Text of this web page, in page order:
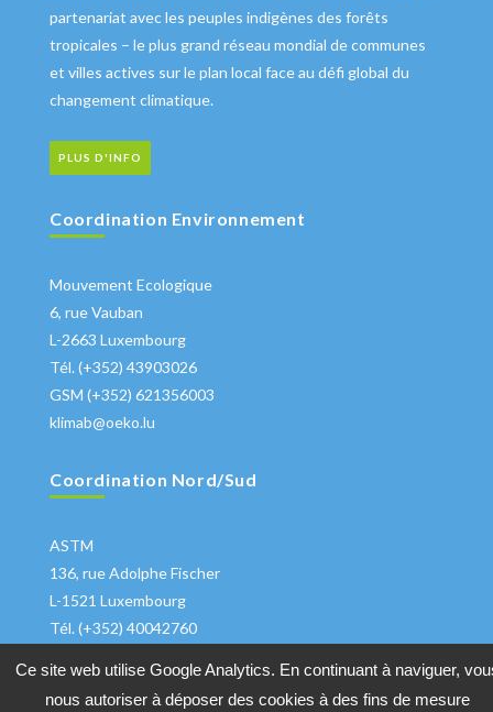
partenariat avec les peuples indigènes des forêts
tropicales – le plus grand réseau mondial de communes
et villes actives sur le plan local face au défi global du
changement climatique.
PLUS D'INFO
Coordination Environnement
Mouvement Ecologique
6, rue Vauban
L-2663 Luxembourg
Tél. (+352) 43903026
GSM (+352) 621356003
klimab@oeko.lu
Coordination Nord/Sud
ASTM
136, rue Adolphe Fischer
L-1521 Luxembourg
Tél. (+352) 40042760
Ce site web utilise Google Analytics. En continuant à naviguer,
nous autoriser à déposer des cookies à des fins de mesure